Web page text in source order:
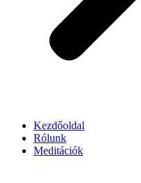
Kezdőoldal
Rólunk
Meditációk